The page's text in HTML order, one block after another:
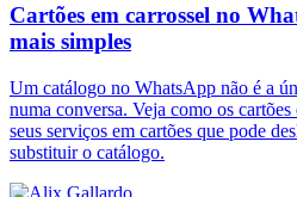
Cartões em carrossel no
mais simples
Um catálogo no WhatsApp não é a
numa conversa. Veja como os cartões
seus serviços em cartões que pode
substituir o catálogo.